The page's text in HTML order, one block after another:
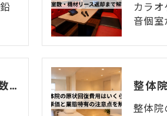
カラ
音個室
学習塾の原状回復費用はいくら？教室数・間仕切りで変わる相場と注意点
整体院